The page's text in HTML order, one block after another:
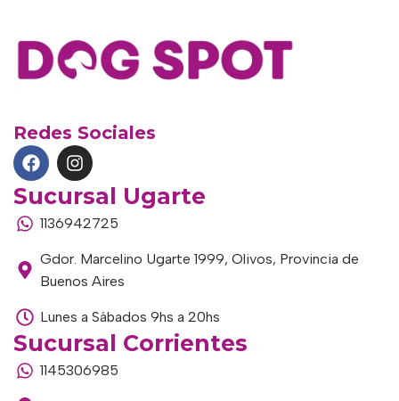
Redes Sociales
Sucursal Ugarte
1136942725
Gdor. Marcelino Ugarte 1999, Olivos, Provincia de
Buenos Aires
Lunes a Sábados 9hs a 20hs
Sucursal Corrientes
1145306985